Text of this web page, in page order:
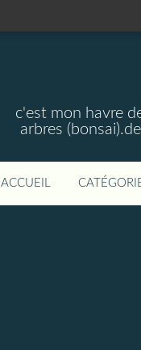
c'est mon havre
arbres
ACCUEIL